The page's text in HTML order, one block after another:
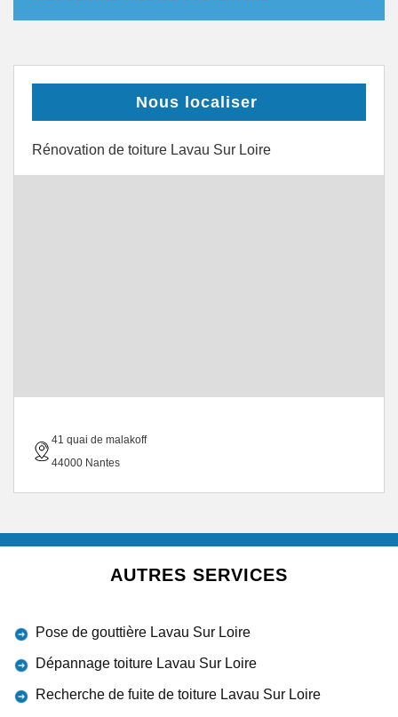
Nous localiser
Rénovation de toiture Lavau Sur Loire
41 quai de malakoff
44000 Nantes
AUTRES SERVICES
Pose de gouttière Lavau Sur Loire
Dépannage toiture Lavau Sur Loire
Recherche de fuite de toiture Lavau Sur Loire